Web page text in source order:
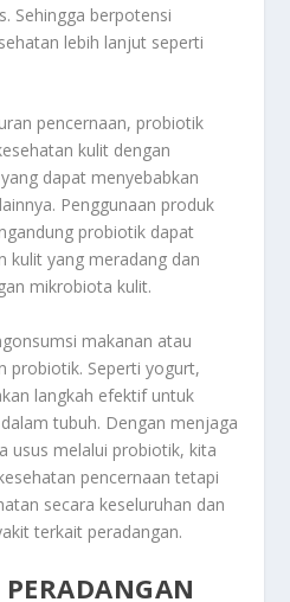
Sehingga berpotensi
lebih lanjut seperti
pencernaan, probiotik
kulit dengan
dapat menyebabkan
Penggunaan produk
probiotik dapat
kulit yang meradang dan
mikrobiota kulit.
makanan atau
probiotik. Seperti yogurt,
langkah efektif untuk
tubuh. Dengan menjaga
usus melalui probiotik, kita
pencernaan tetapi
secara keseluruhan dan
terkait peradangan.